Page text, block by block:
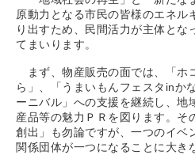
原動力となる市民の皆様のエネル
り出すため、民間活力が主体とな
てまいります。
まず、物産販売の面では、「ホ
ら」、「うまいもんフェスタinか
ーニバル」への支援を継続し、地
産品等の魅力ＰＲを図ります。そ
創出」も勿論ですが、一つのイベ
関係団体が一つになることに大き